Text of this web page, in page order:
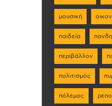
μουσική
παιδεία
περιβάλλον
πολιτισμός
πόλεμος